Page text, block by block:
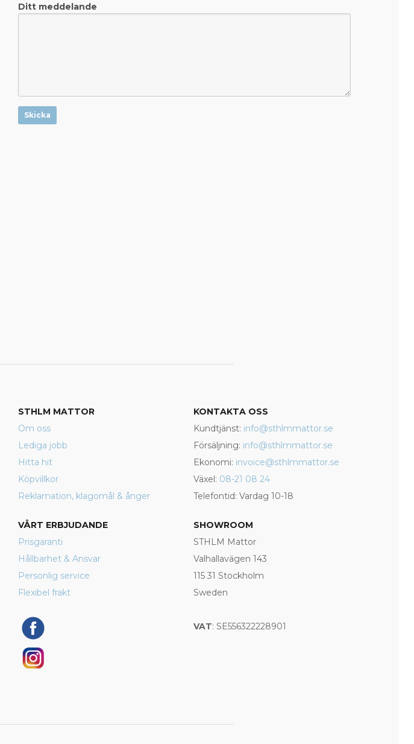
Ditt meddelande
Skicka
STHLM MATTOR
Om oss
Lediga jobb
Hitta hit
Köpvillkor
Reklamation, klagomål & ånger
VÅRT ERBJUDANDE
Prisgaranti
Hållbarhet & Ansvar
Personlig service
Flexibel frakt
KONTAKTA OSS
Kundtjänst: info@sthlmmattor.se
Försäljning: info@sthlmmattor.se
Ekonomi: invoice@sthlmmattor.se
Växel: 08-21 08 24
Telefontid: Vardag 10-18
SHOWROOM
STHLM Mattor
Valhallavägen 143
115 31 Stockholm
Sweden
VAT: SE556322228901